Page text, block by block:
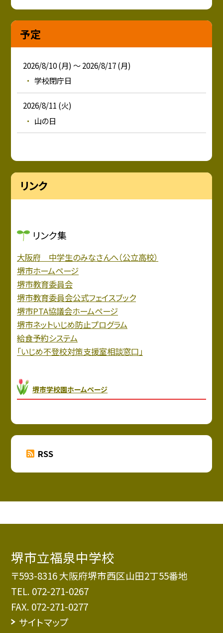
予定
2026/8/10 (月) ～ 2026/8/17 (月)
学校閉庁日
2026/8/11 (火)
山の日
リンク
リンク集
大阪府 中学生のみなさんへ（公立高校）
堺市ホームページ
堺市教育委員会
堺市教育委員会公式フェイスブック
堺市PTA協議会ホームページ
堺市ネットいじめ防止プログラム
給食予約システム
「いじめ不登校対策支援室相談窓口」
堺市学校園ホームページ
RSS
堺市立福泉中学校
〒593-8316 大阪府堺市西区山田2丁55番地
TEL. 072-271-0267
FAX. 072-271-0277
サイトマップ